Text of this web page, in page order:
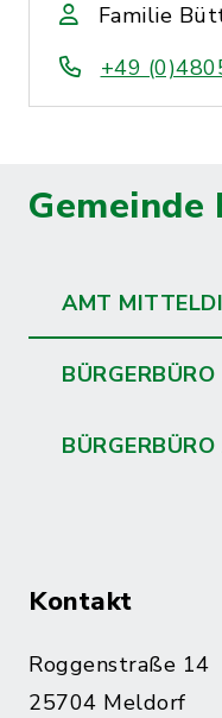
Familie
+49
Gemeinde
AMT
Kontakt
Roggenstraße 14
25704 Meldorf